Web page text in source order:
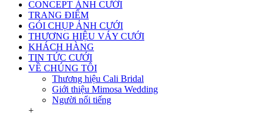
CONCEPT ẢNH CƯỚI
TRANG ĐIỂM
GÓI CHỤP ẢNH CƯỚI
THƯƠNG HIỆU VÁY CƯỚI
KHÁCH HÀNG
TIN TỨC CƯỚI
VỀ CHÚNG TÔI
Thương hiệu Cali Bridal
Giới thiệu Mimosa Wedding
Người nổi tiếng
+